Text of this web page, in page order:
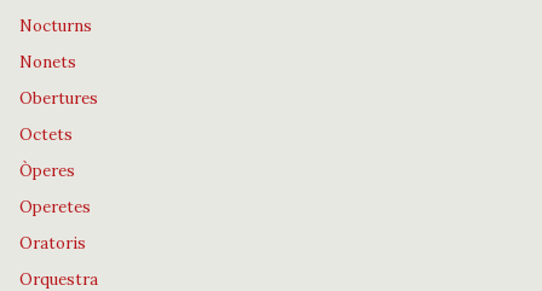
Nocturns
Nonets
Obertures
Octets
Òperes
Operetes
Oratoris
Orquestra